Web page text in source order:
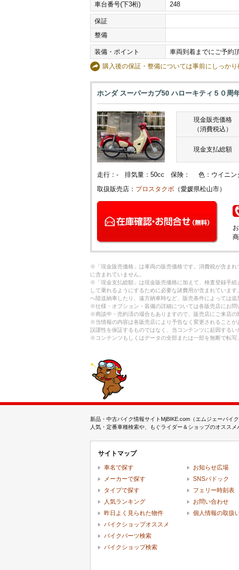
車台番号(下3桁)
248
保証
整備
装備・ポイント
車両到着までにご予約
購入後の保証・整備については事前にしっか
ホンダ スーパーカブ50 ハローキティ５０
現金販売価格
（消費税込）
現金支払総額
走行：- 排気量：50cc 保険： 色：ウイニン
取扱販売店： プロスタクボ（愛媛県松山市）
※「現金販売価格」は車両の販売価格です。消費税が含ま
に含まれていません。
※「現金支払総額」は現金販売価格に加えて、検査登録手
して乗れるようにするために必要な諸費用が含まれていま
へ陸送納車したり、遠方納車時など、販売条件によっては
※仕様・オプション・装備の詳細については各販売店にお問
※商談中・売約済の場合もありますので、販売店にご来店の
※当情報の内容は各販売店により予告なく変更されること
誤謬性を保証するものではなく、当コンテンツに起因するい
※コンテンツもしくはデータの全部または一部を無断で転写
新品・中古バイク情報サイトMjBIKE.com（エムジェーバイ
人気・定番車種検索や、もぐライダー＆ショップのオスス
サイトマップ
車名で探す
メーカーで探す
タイプで探す
人気ランキング
昨日よく見られた物件
バイクショップオススメ
バイクパーツ検索
バイクショップ検索
お知らせ広場
SNSパドック
フェリー時刻表
お問い合わせ
個人情報の取扱